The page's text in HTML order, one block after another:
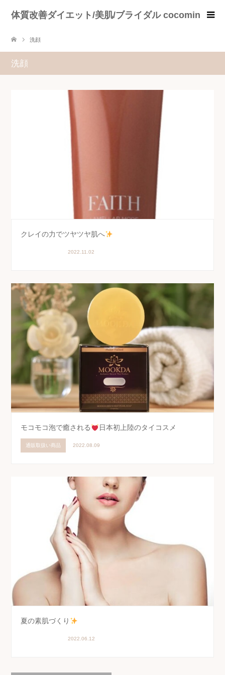
体質改善ダイエット/美肌/ブライダル cocomin
洗顔
洗顔
クレイの力でツヤツヤ肌へ
2022.11.02
モコモコ泡で癒される 日本初上陸のタイコスメ
通販取扱い商品 2022.08.09
夏の素肌づくり
2022.06.12